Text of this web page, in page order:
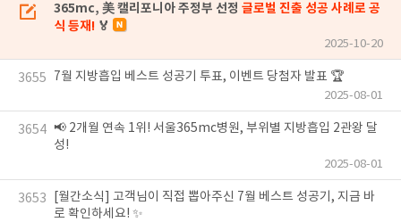
365mc, 美 캘리포니아 주정부 선정 글로벌 진출 성공 사례로 공
식 등재! 🏅
2025-10-20
3655 7월 지방흡입 베스트 성공기 투표, 이벤트 당첨자 발표 🏆
2025-08-01
3654 📢 2개월 연속 1위! 서울365mc병원, 부위별 지방흡입 2관왕 달
성!
2025-08-01
3653
[월간소식] 고객님이 직접 뽑아주신 7월 베스트 성공기, 지금 바
로 확인하세요! ✨